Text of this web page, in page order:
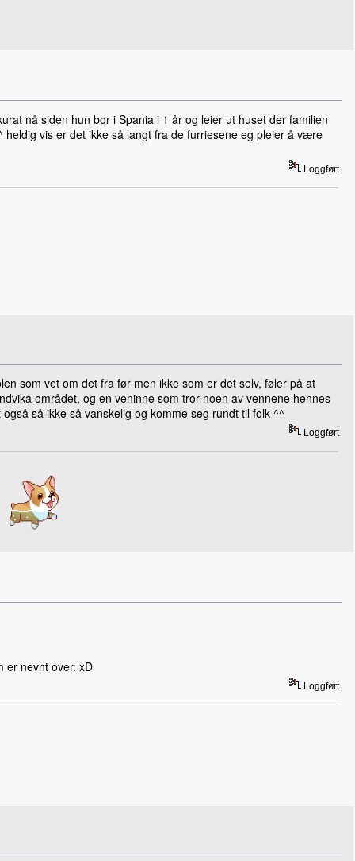
nå siden hun bor i Spania i 1 år og leier ut huset der familien
vis er det ikke så langt fra de furriesene eg pleier å være
Loggført
som vet om det fra før men ikke som er det selv, føler på at
området, og en veninne som tror noen av vennene hennes
så ikke så vanskelig og komme seg rundt til folk ^^
Loggført
er nevnt over. xD
Loggført